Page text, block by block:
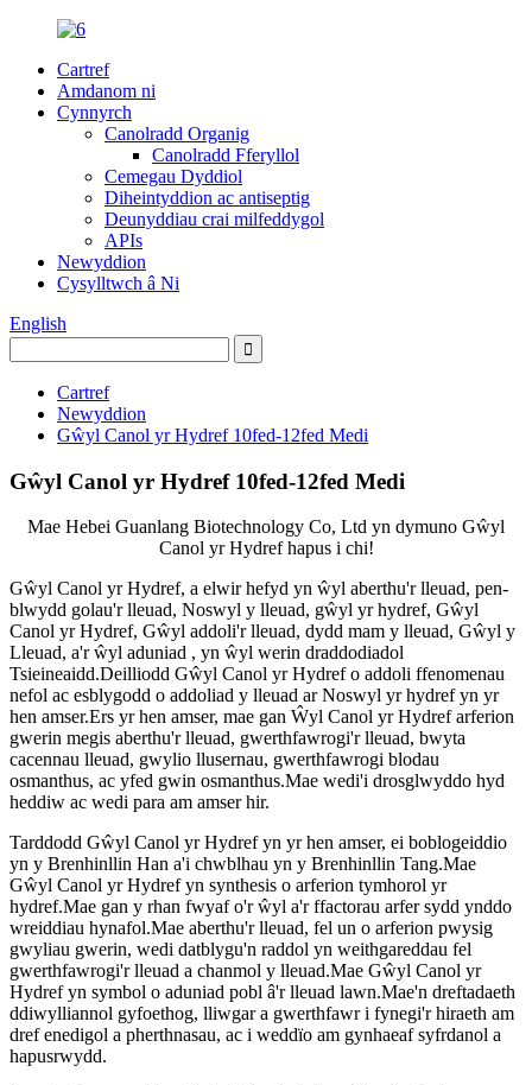
Cartref
Amdanom ni
Cynnyrch
Canolradd Organig
Canolradd Fferyllol
Cemegau Dyddiol
Diheintyddion ac antiseptig
Deunyddiau crai milfeddygol
APIs
Newyddion
Cysylltwch â Ni
English
Cartref
Newyddion
Gŵyl Canol yr Hydref 10fed-12fed Medi
Gŵyl Canol yr Hydref 10fed-12fed Medi
Mae Hebei Guanlang Biotechnology Co, Ltd yn dymuno Gŵyl
Canol yr Hydref hapus i chi!
Gŵyl Canol yr Hydref, a elwir hefyd yn ŵyl aberthu'r lleuad, pen-
blwydd golau'r lleuad, Noswyl y lleuad, gŵyl yr hydref, Gŵyl
Canol yr Hydref, Gŵyl addoli'r lleuad, dydd mam y lleuad, Gŵyl y
Lleuad, a'r ŵyl aduniad , yn ŵyl werin draddodiadol
Tsieineaidd.Deilliodd Gŵyl Canol yr Hydref o addoli ffenomenau
nefol ac esblygodd o addoliad y lleuad ar Noswyl yr hydref yn yr
hen amser.Ers yr hen amser, mae gan Ŵyl Canol yr Hydref arferion
gwerin megis aberthu'r lleuad, gwerthfawrogi'r lleuad, bwyta
cacennau lleuad, gwylio llusernau, gwerthfawrogi blodau
osmanthus, ac yfed gwin osmanthus.Mae wedi'i drosglwyddo hyd
heddiw ac wedi para am amser hir.
Tarddodd Gŵyl Canol yr Hydref yn yr hen amser, ei boblogeiddio
yn y Brenhinllin Han a'i chwblhau yn y Brenhinllin Tang.Mae
Gŵyl Canol yr Hydref yn synthesis o arferion tymhorol yr
hydref.Mae gan y rhan fwyaf o'r ŵyl a'r ffactorau arfer sydd ynddo
wreiddiau hynafol.Mae aberthu'r lleuad, fel un o arferion pwysig
gwyliau gwerin, wedi datblygu'n raddol yn weithgareddau fel
gwerthfawrogi'r lleuad a chanmol y lleuad.Mae Gŵyl Canol yr
Hydref yn symbol o aduniad pobl â'r lleuad lawn.Mae'n dreftadaeth
ddiwylliannol gyfoethog, lliwgar a gwerthfawr i fynegi'r hiraeth am
dref enedigol a pherthnasau, ac i weddïo am gynhaeaf syfrdanol a
hapusrwydd.